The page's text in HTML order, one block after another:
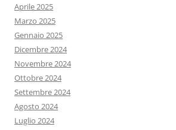
Aprile 2025
Marzo 2025
Gennaio 2025
Dicembre 2024
Novembre 2024
Ottobre 2024
Settembre 2024
Agosto 2024
Luglio 2024